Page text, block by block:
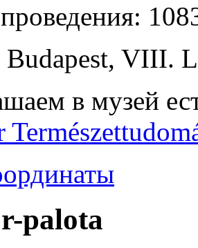
Budapest, VIII.
в музей
palota